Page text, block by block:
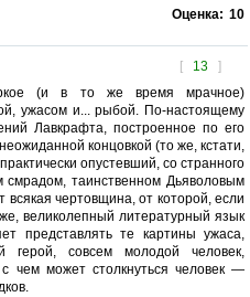
Оценка: 10
[ 13 ]
(и в то же время мрачное)
ужасом и... рыбой. По-настоящему
Лавкрафта, построенное по его
концовкой (то же, кстати,
опустевший, со странного
таинственном Дьяволовым
чертовщина, от которой, если
великолепный литературный язык
представлять те картины ужаса,
герой, совсем молодой человек,
чем может столкнуться человек —